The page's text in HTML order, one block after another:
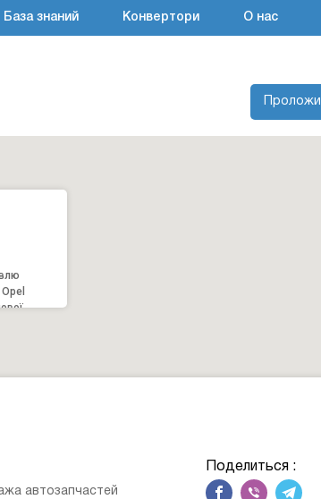
База знаний Конвертори О нас
автозапчастей
Поделиться :